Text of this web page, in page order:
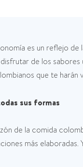
es un reflejo
de los
que te harán
sus formas
de la comida
más